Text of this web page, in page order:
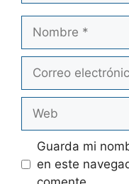
Guarda mi
en este